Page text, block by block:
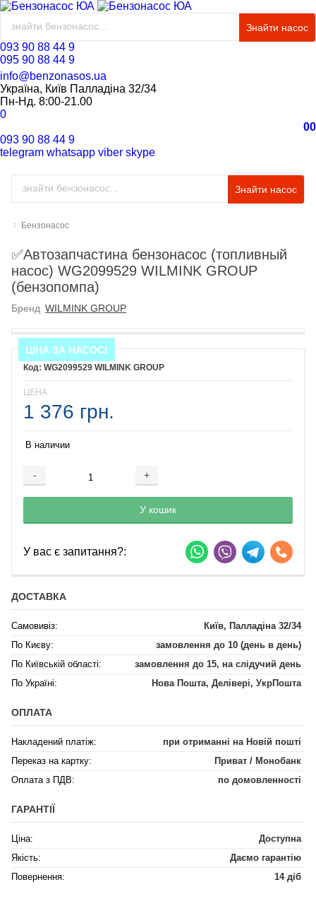
Знайти насос
093 90 88 44 9
095 90 88 44 9
info@benzonasos.ua
Україна, Київ Палладіна 32/34
Пн-Нд. 8:00-21.00
0
00
093 90 88 44 9
telegram whatsapp viber skype
Знайти насос
Бензонасос
✅Автозапчастина бензонасос (топливный
насос) WG2099529 WILMINK GROUP
(бензопомпа)
Бренд WILMINK GROUP
ЦІНА ЗА НАСОС!
WG2099529 WILMINK GROUP
ЦЕНА
1 376 грн.
В наличии
- +
Добавляется...
У кошик
Добавлен
У вас є запитання?:
ДОСТАВКА
Самовивіз:
Київ, Палладіна 32/34
По Києву:
замовлення до 10 (день в день)
По Київській області:
замовлення до 15, на слідучий день
По Україні:
Нова Пошта, Делівері, УкрПошта
ОПЛАТА
Накладений платіж:
при отриманні на Новій пошті
Переказ на картку:
Приват / Монобанк
Оплата з ПДВ:
по домовленності
ГАРАНТІЇ
Ціна:
Доступна
Якість:
Даємо гарантію
Повернення:
14 діб